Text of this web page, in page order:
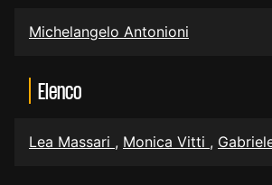
Michelangelo Antonioni
Elenco
Lea Massari , Monica Vitti ,